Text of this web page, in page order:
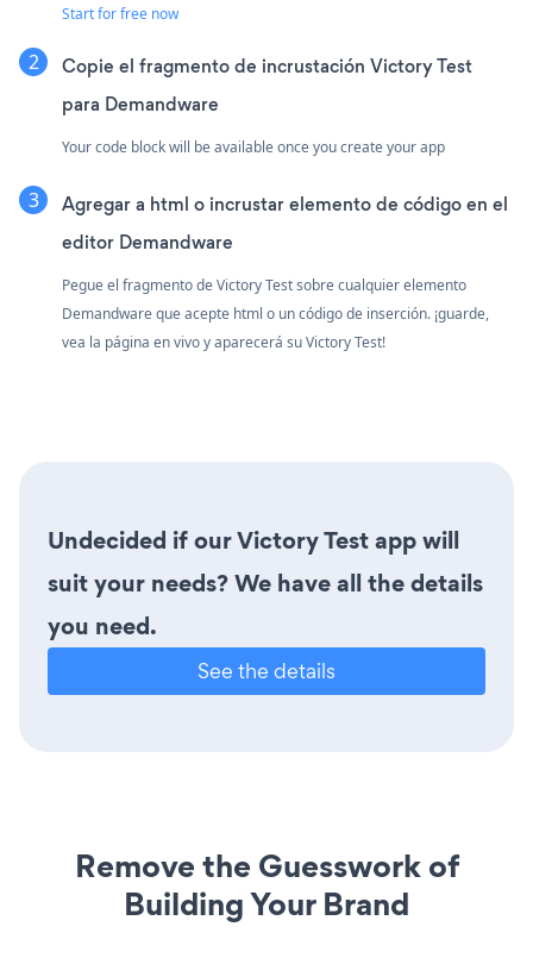
Start for free now
Copie el fragmento de incrustación Victory Test
para Demandware
Your code block will be available once you create your app
Agregar a html o incrustar elemento de código en el
editor Demandware
Pegue el fragmento de Victory Test sobre cualquier elemento
Demandware que acepte html o un código de inserción. ¡guarde,
vea la página en vivo y aparecerá su Victory Test!
Undecided if our Victory Test app will
suit your needs? We have all the details
you need.
See the details
Remove the Guesswork of
Building Your Brand